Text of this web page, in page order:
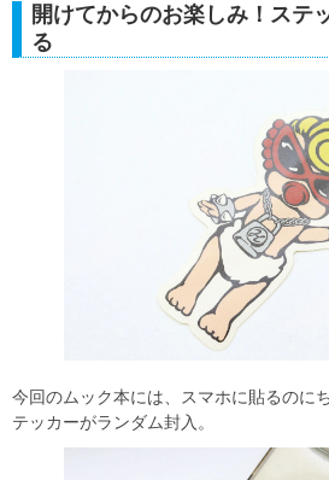
開けてからのお楽しみ！ステ
る
今回のムック本には、スマホに貼るのに
テッカーがランダム封入。